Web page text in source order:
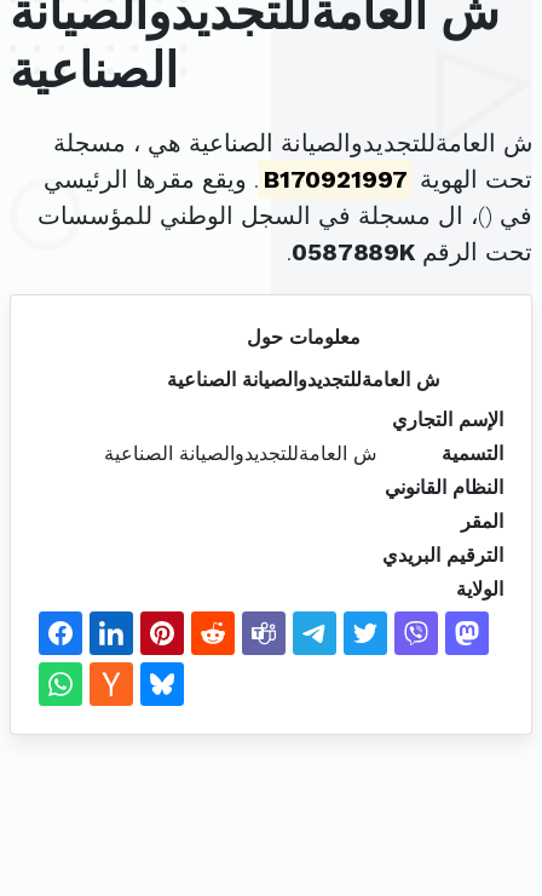
ش العامةللتجديدوالصيانة
الصناعية
ش العامةللتجديدوالصيانة الصناعية هي ، مسجلة
تحت الهوية B170921997 . ويقع مقرها الرئيسي
في ()، ال مسجلة في السجل الوطني للمؤسسات
تحت الرقم 0587889K
.
معلومات حول
ش العامةللتجديدوالصيانة الصناعية
الإسم التجاري
التسمية
ش العامةللتجديدوالصيانة الصناعية
النظام القانوني
المقر
الترقيم البريدي
الولاية